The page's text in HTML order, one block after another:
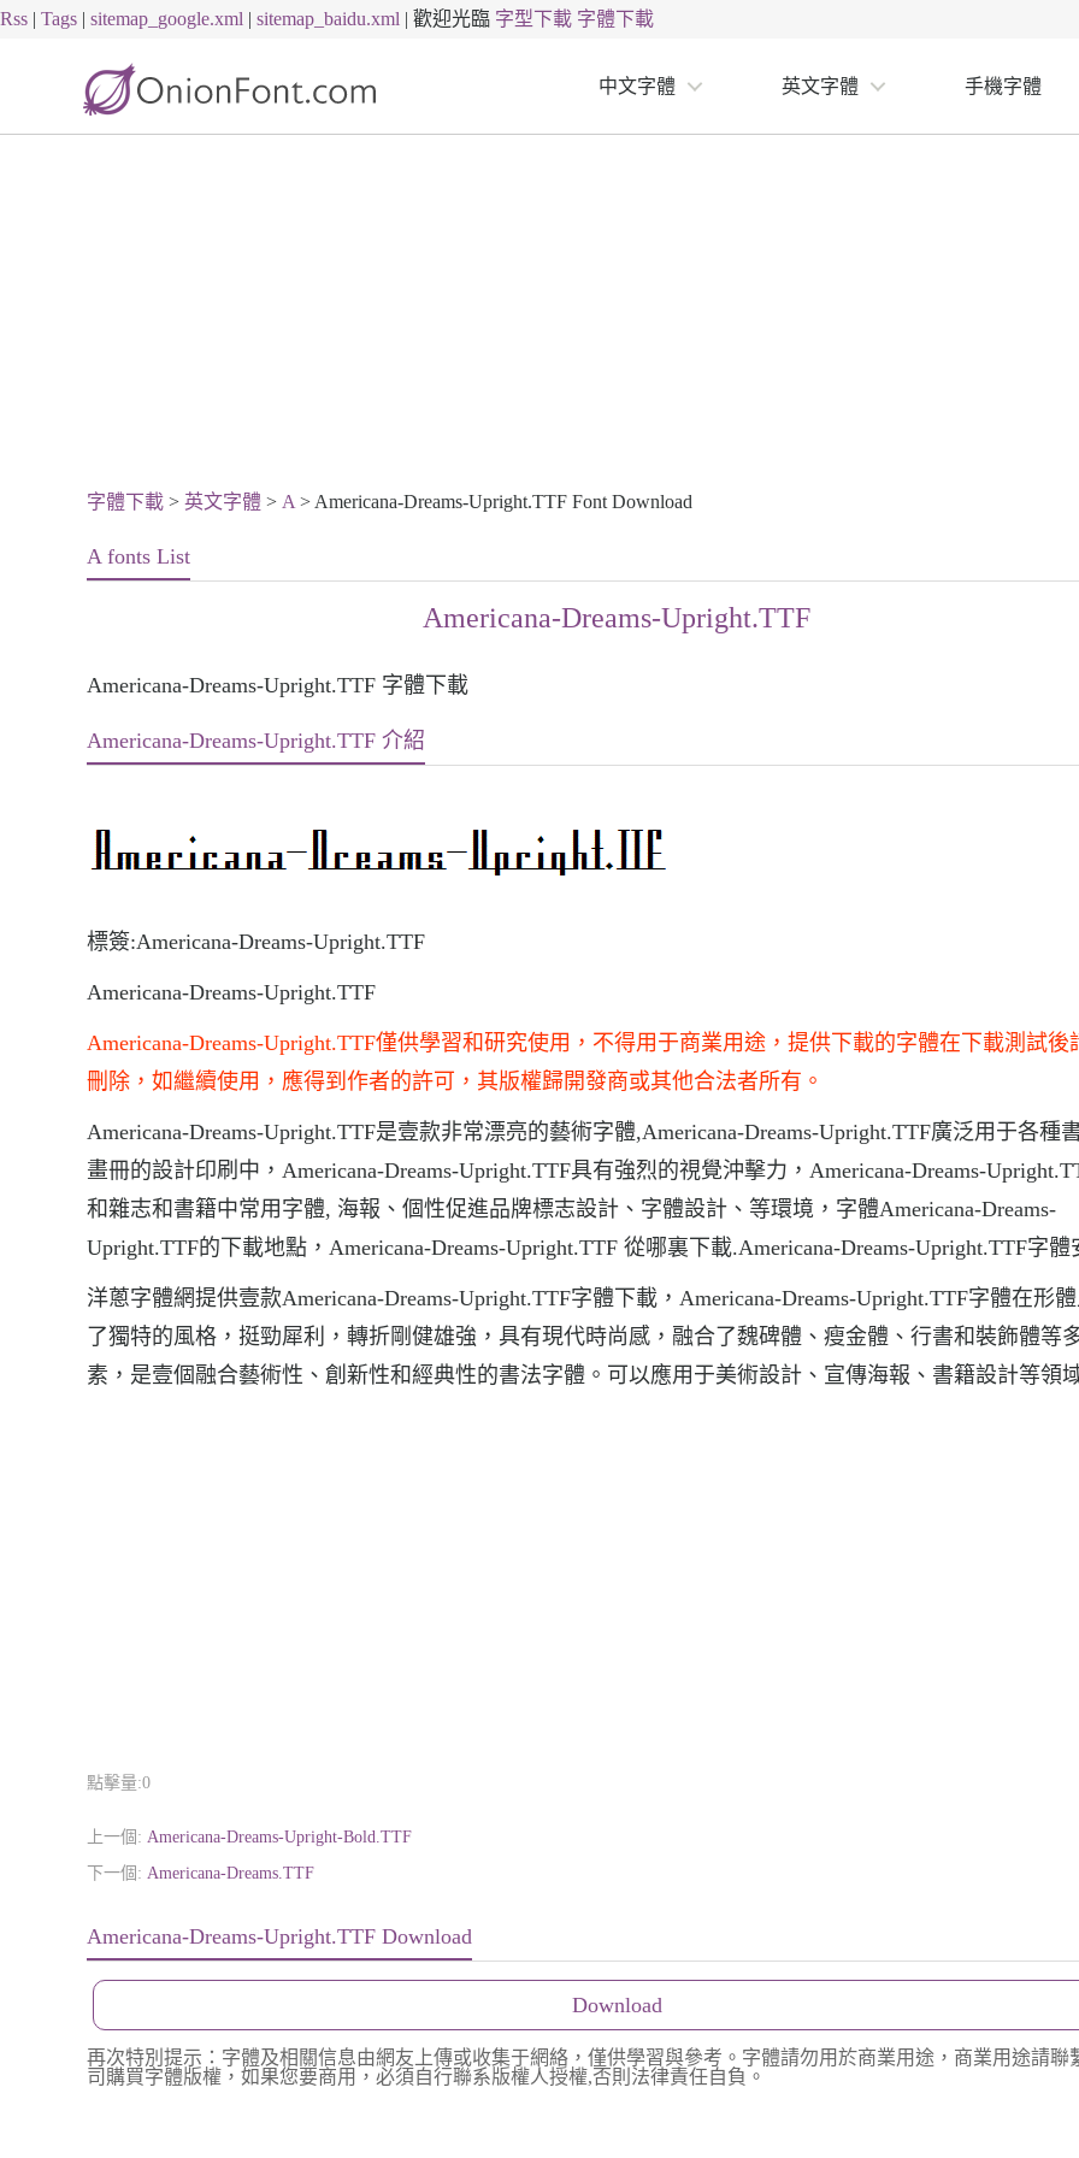
Rss | Tags | sitemap_google.xml | sitemap_baidu.xml | 歡迎光臨 字型下載 字體下載
中文字體 英文字體 手機字體
字體下載 > 英文字體 > A > Americana-Dreams-Upright.TTF Font Download
A fonts List
Americana-Dreams-Upright.TTF
Americana-Dreams-Upright.TTF 字體下載
Americana-Dreams-Upright.TTF 介紹
標簽:Americana-Dreams-Upright.TTF
Americana-Dreams-Upright.TTF
Americana-Dreams-Upright.TTF僅供學習和研究使用，不得用于商業用途，提供下載的字體在下載測試後
刪除，如繼續使用，應得到作者的許可，其版權歸開發商或其他合法者所有。
Americana-Dreams-Upright.TTF是壹款非常漂亮的藝術字體,Americana-Dreams-Upright.TTF廣泛用于各種
畫冊的設計印刷中，Americana-Dreams-Upright.TTF具有強烈的視覺沖擊力，Americana-Dreams-
和雜志和書籍中常用字體, 海報、個性促進品牌標志設計、字體設計、等環境，字體Americana-Dreams-
Upright.TTF的下載地點，Americana-Dreams-Upright.TTF 從哪裏下載.Americana-Dreams-Upright.TTF字體
洋蔥字體網提供壹款Americana-Dreams-Upright.TTF字體下載，Americana-Dreams-Upright.TTF字體在形
了獨特的風格，挺勁犀利，轉折剛健雄強，具有現代時尚感，融合了魏碑體、瘦金體、行書和裝飾體等
素，是壹個融合藝術性、創新性和經典性的書法字體。可以應用于美術設計、宣傳海報、書籍設計等領
點擊量:0
上一個: Americana-Dreams-Upright-Bold.TTF
下一個: Americana-Dreams.TTF
Americana-Dreams-Upright.TTF Download
Download
再次特別提示：字體及相關信息由網友上傳或收集于網絡，僅供學習與參考。字體請勿用於商業用途，商業用途請聯
司購買字體版權，如果您要商用，必須自行聯系版權人授權,否則法律責任自負。